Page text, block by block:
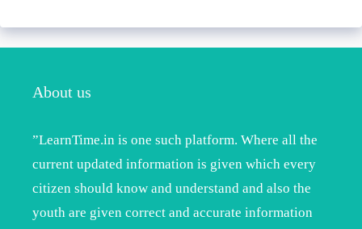
About us
”LearnTime.in is one such platform. Where all the
current updated information is given which every
citizen should know and understand and also the
youth are given correct and accurate information